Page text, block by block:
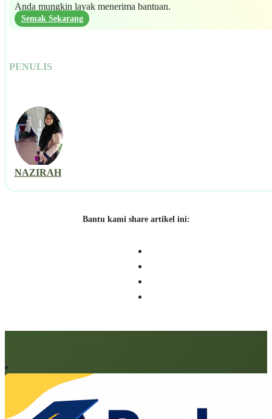
Anda mungkin layak menerima bantuan.
Semak Sekarang
PENULIS
NAZIRAH
Bantu kami share artikel ini: